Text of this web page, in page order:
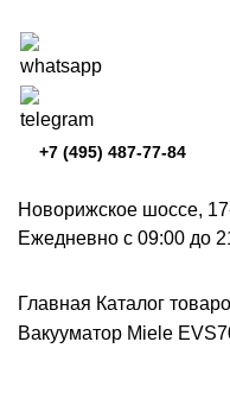
+7 (495) 487-77-84
Новорижское шоссе,
Ежедневно с 09:00 до
Главная Каталог
Вакууматор Miele